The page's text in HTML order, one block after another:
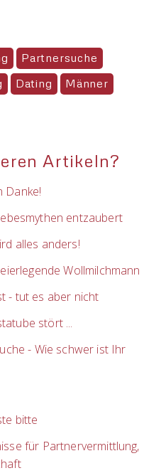
Partnersuche
Dating
Männer
Artikeln?
Danke!
entzaubert
alles anders!
Wollmilchmann
- tut es aber nicht
stört ...
- Wie schwer ist Ihr
bitte
für Partnervermittlung,